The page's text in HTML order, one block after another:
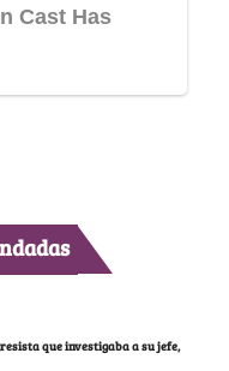
que investigaba a su jefe,